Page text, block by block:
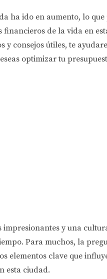
ha ido en aumento, lo
de la vida en
y consejos útiles, te
optimizar tu
y una
Para muchos, la
elementos clave que
esta ciudad.